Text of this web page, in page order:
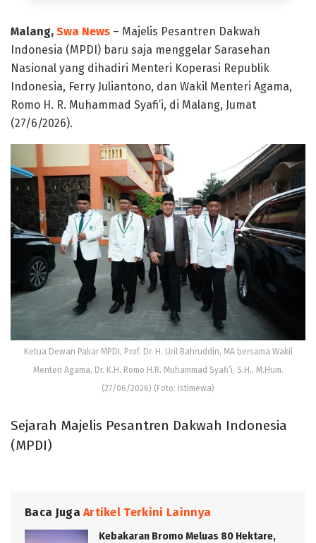
Malang, Swa News – Majelis Pesantren Dakwah
Indonesia (MPDI) baru saja menggelar Sarasehan
Nasional yang dihadiri Menteri Koperasi Republik
Indonesia, Ferry Juliantono, dan Wakil Menteri Agama,
Romo H. R. Muhammad Syafi’i, di Malang, Jumat
(27/6/2026).
Ketua Dewan Pakar MPDI, Prof. Dr. H. Uril Bahruddin, MA bersama Wakil
Menteri Agama, Dr. K.H. Romo H.R. Muhammad Syafi’i, S.H., M.Hum.
(27/06/2026) (Foto: Istimewa)
Sejarah Majelis Pesantren Dakwah Indonesia
(MPDI)
Baca Juga Artikel Terkini Lainnya
Kebakaran Bromo Meluas 80 Hektare,